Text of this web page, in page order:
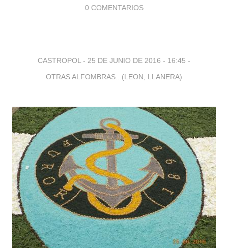
0 COMENTARIOS
CASTROPOL - 25 DE JUNIO DE 2016 - 16:45 -
OTRAS ALFOMBRAS...(LEON, LLANERA)